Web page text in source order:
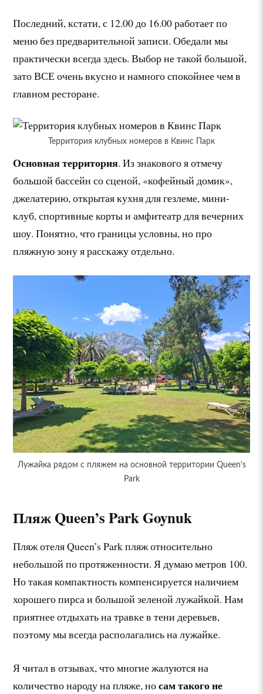
Последний, кстати, с 12.00 до 16.00 работает по
меню без предварительной записи. Обедали мы
практически всегда здесь. Выбор не такой большой,
зато ВСЕ очень вкусно и намного спокойнее чем в
главном ресторане.
Территория клубных номеров в Квинс Парк
Основная территория. Из знакового я отмечу
большой бассейн со сценой, «кофейный домик»,
джелатерию, открытая кухня для гезлеме, мини-
клуб, спортивные корты и амфитеатр для вечерних
шоу. Понятно, что границы условны, но про
пляжную зону я расскажу отдельно.
Лужайка рядом с пляжем на основной территории Queen’s
Park
Пляж Queen’s Park Goynuk
Пляж отеля Queen’s Park пляж относительно
небольшой по протяженности. Я думаю метров 100.
Но такая компактность компенсируется наличием
хорошего пирса и большой зеленой лужайкой. Нам
приятнее отдыхать на травке в тени деревьев,
поэтому мы всегда располагались на лужайке.
Я читал в отзывах, что многие жалуются на
количество народу на пляже, носам такого не